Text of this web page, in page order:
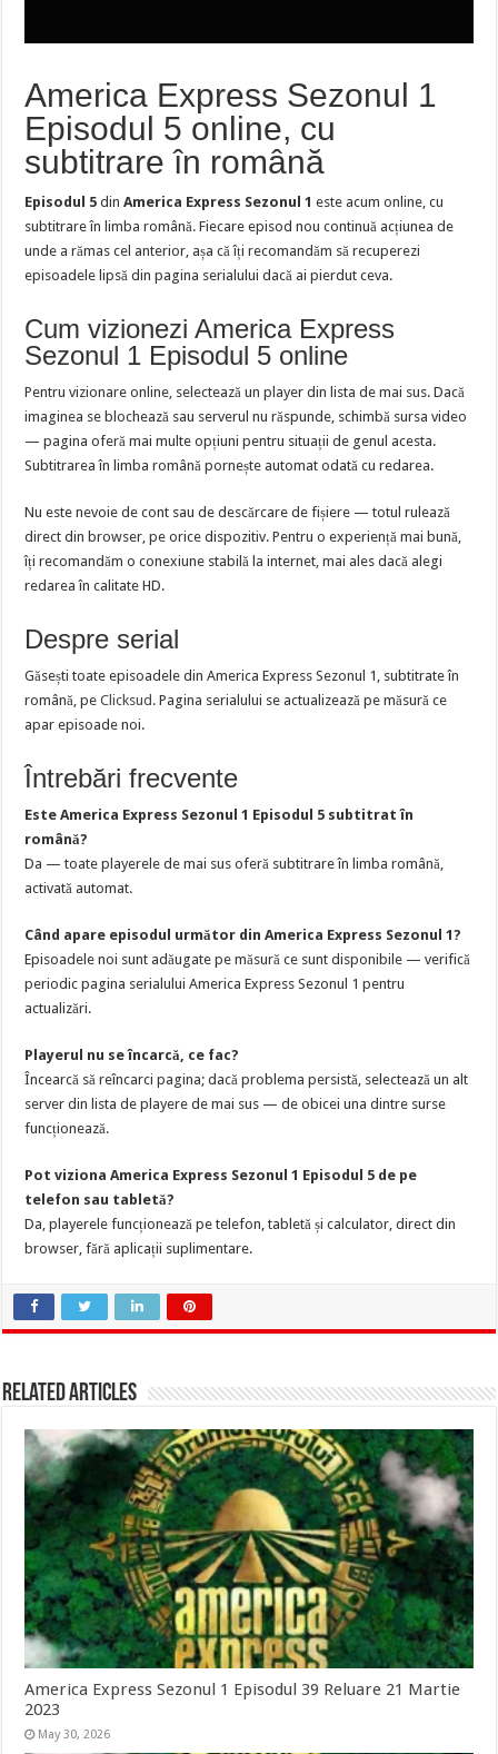
America Express Sezonul 1
Episodul 5 online, cu
subtitrare în română
Episodul 5 dinAmerica Express Sezonul 1 este acum online, cu
subtitrare în limba română. Fiecare episod nou continuă acțiunea de
unde a rămas cel anterior, așa că îți recomandăm să recuperezi
episoadele lipsă din pagina serialului dacă ai pierdut ceva.
Cum vizionezi America Express
Sezonul 1 Episodul 5 online
Pentru vizionare online, selectează un player din lista de mai sus. Dacă
imaginea se blochează sau serverul nu răspunde, schimbă sursa video
— pagina oferă mai multe opțiuni pentru situații de genul acesta.
Subtitrarea în limba română pornește automat odată cu redarea.
Nu este nevoie de cont sau de descărcare de fișiere — totul rulează
direct din browser, pe orice dispozitiv. Pentru o experiență mai bună,
îți recomandăm o conexiune stabilă la internet, mai ales dacă alegi
redarea în calitate HD.
Despre serial
Găsești toate episoadele din America Express Sezonul 1, subtitrate în
română, peClicksud . Pagina serialului se actualizează pe măsură ce
apar episoade noi.
Întrebări frecvente
Este America Express Sezonul 1 Episodul 5 subtitrat în
română?
Da — toate playerele de mai sus oferă subtitrare în limba română,
activată automat.
Când apare episodul următor din America Express Sezonul 1?
Episoadele noi sunt adăugate pe măsură ce sunt disponibile — verifică
periodic pagina serialului America Express Sezonul 1 pentru
actualizări.
Playerul nu se încarcă, ce fac?
Încearcă să reîncarci pagina; dacă problema persistă, selectează un alt
server din lista de playere de mai sus — de obicei una dintre surse
funcționează.
Pot viziona America Express Sezonul 1 Episodul 5 de pe
telefon sau tabletă?
Da, playerele funcționează pe telefon, tabletă și calculator, direct din
browser, fără aplicații suplimentare.
Related Articles
America Express Sezonul 1 Episodul 39 Reluare 21 Martie
2023
May 30, 2026